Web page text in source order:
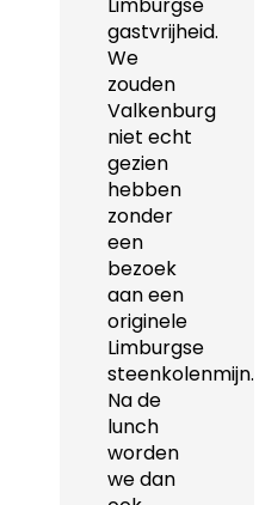
gastvrijheid.
We
zouden
Valkenburg
niet echt
gezien
hebben
zonder
een
bezoek
aan een
originele
Limburgse
steenkolenmijn.
Na de
lunch
worden
we dan